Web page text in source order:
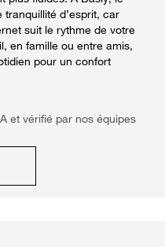
d’esprit, car
suit le rythme de votre
en famille ou entre amis,
pour un confort
et vérifié par nos équipes